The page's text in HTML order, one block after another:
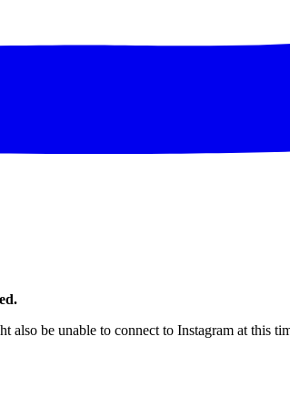
also be unable to connect to Instagram at this